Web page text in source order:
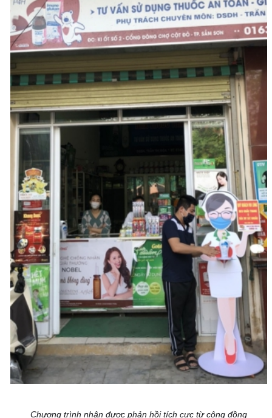
Chương trình nhận được phản hồi tích cực từ cộng đồng